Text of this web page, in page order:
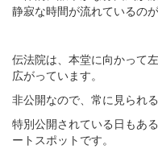
静寂な時間が流れているのが
伝法院は、本堂に向かって
広がっています。
非公開なので、常に見られ
特別公開されている日もあ
ートスポットです。